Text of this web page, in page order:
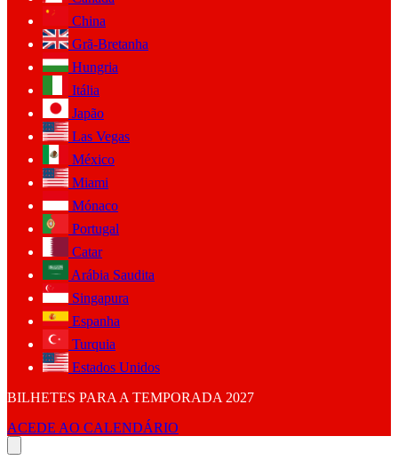
China
Grã-Bretanha
Hungria
Itália
Japão
Las Vegas
México
Miami
Mónaco
Portugal
Catar
Arábia Saudita
Singapura
Espanha
Turquia
Estados Unidos
BILHETES PARA A TEMPORADA 2027
ACEDE AO CALENDÁRIO